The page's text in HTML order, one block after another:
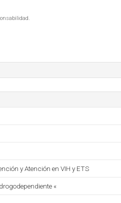
y Atención en VIH y ETS
«